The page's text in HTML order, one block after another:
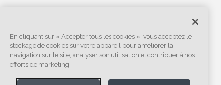
En cliquant sur « Accepter tous les cookies », vous acceptez le
stockage de cookies sur votre appareil pour améliorer la
navigation sur le site, analyser son utilisation et contribuer à nos
efforts de marketing.